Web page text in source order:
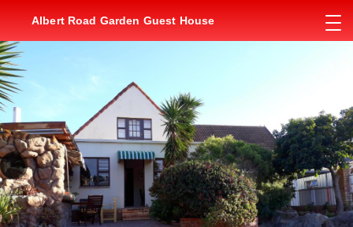
Albert Road Garden Guest House